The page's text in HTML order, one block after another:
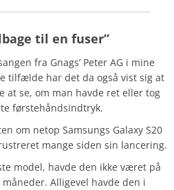
til en fuser”
fra Gnags’ Peter AG i mine
tilfælde har det da også vist sig at
at se, om man havde ret eller tog
førstehåndsindtryk.
om netop Samsungs Galaxy S20
mange siden sin lancering.
model, havde den ikke været på
Alligevel havde den i